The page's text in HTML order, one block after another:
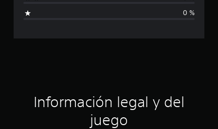
f
a
0 %
Información legal y del
juego